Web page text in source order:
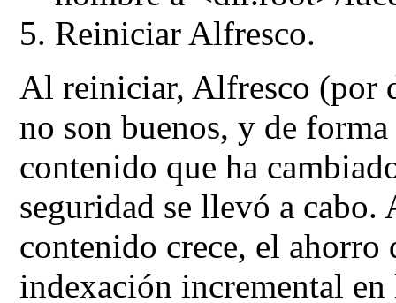
Reiniciar Alfresco.
Al reiniciar, Alfresco (por
no son buenos, y de
contenido que ha
seguridad se llevó a cabo.
contenido crece, el
indexación incremental